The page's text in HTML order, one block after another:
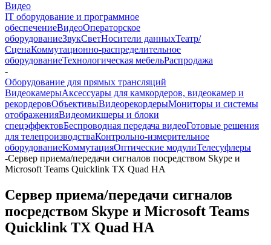
Видео
IT оборудование и программное
обеспечениеВидеоОператорское
оборудованиеЗвукСветНосители данныхТеатр/
СценаКоммутационно-распределительное
оборудованиеТехнологическая мебельРаспродажа
-
Оборудование для прямых трансляций
ВидеокамерыАксессуары для камкордеров, видеокамер и
рекордеровОбъективыВидеорекордерыМониторы и системы
отображенияВидеомикшеры и блоки
спецэффектовБеспроводная передача видеоГотовые решения
для телепроизводстваКонтрольно-измерительное
оборудованиеКоммутацияОптические модулиТелесуфлеры
-Сервер приема/передачи сигналов посредством Skype и
Microsoft Teams Quicklink TX Quad HA
Сервер приема/передачи сигналов
посредством Skype и Microsoft Teams
Quicklink TX Quad HA